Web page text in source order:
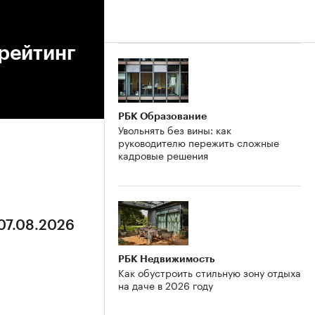
РБК Образование
Увольнять без вины: как
руководителю пережить сложные
кадровые решения
РБК Недвижимость
Как обустроить стильную зону отдыха
на даче в 2026 году